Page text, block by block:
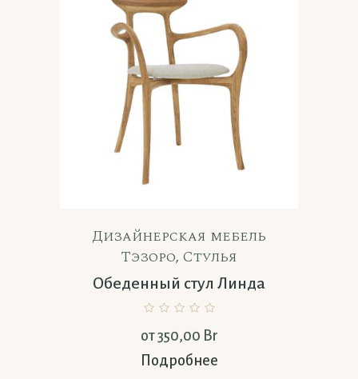
Дизайнерская мебель
Тэзоро, Стулья
Обеденный стул Линда
от350,00 Br
Подробнее